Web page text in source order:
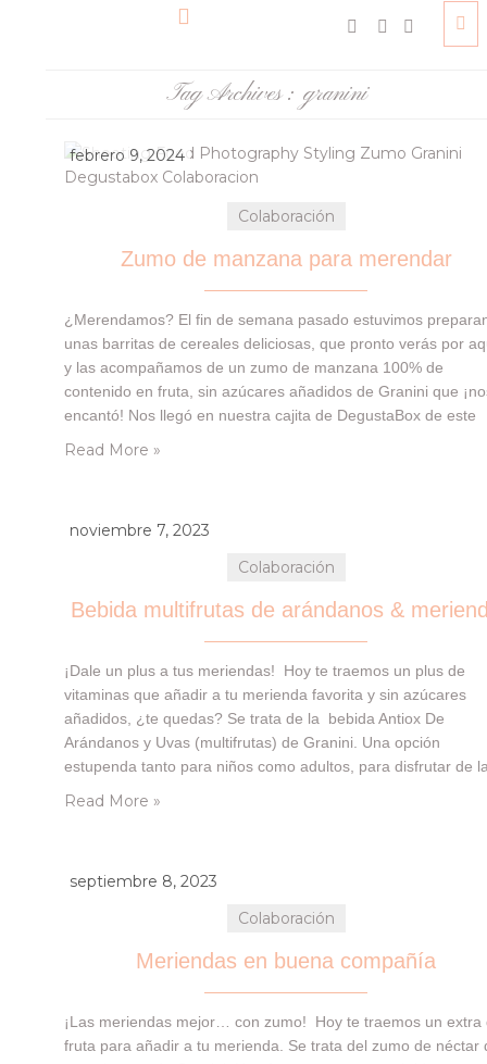
Tag Archives : granini
febrero 9, 2024
Colaboración
Zumo de manzana para merendar
¿Merendamos? El fin de semana pasado estuvimos
unas barritas de cereales deliciosas, que pronto verás por
y las acompañamos de un zumo de manzana 100% de
contenido en fruta, sin azúcares añadidos de Granini que
encantó! Nos llegó en nuestra cajita de DegustaBox de este
Read More »
noviembre 7, 2023
Colaboración
Bebida multifrutas de arándanos &
¡Dale un plus a tus meriendas! Hoy te traemos un plus de
vitaminas que añadir a tu merienda favorita y sin azúcares
añadidos, ¿te quedas? Se trata de la bebida Antiox De
Arándanos y Uvas (multifrutas) de Granini. Una opción
estupenda tanto para niños como adultos, para disfrutar de
Read More »
septiembre 8, 2023
Colaboración
Meriendas en buena compañía
¡Las meriendas mejor… con zumo! Hoy te traemos un extra
fruta para añadir a tu merienda. Se trata del zumo de néctar